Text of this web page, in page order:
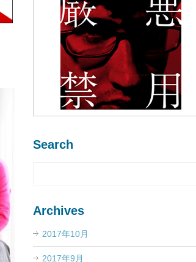
Search
Archives
2017年10月
2017年9月